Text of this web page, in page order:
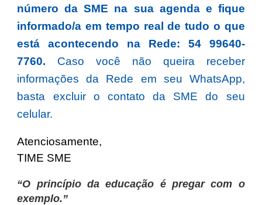
número da SME na sua agenda e fique
informado/a em tempo real de tudo o que
está acontecendo na Rede: 54 99640-
7760. Caso você não queira receber
informações da Rede em seu WhatsApp,
basta excluir o contato da SME do seu
celular.
Atenciosamente,
TIME SME
“O princípio da educação é pregar com o
exemplo.”